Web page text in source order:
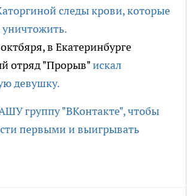
следы крови, которые
в Екатеринбурге
отряд "Прорыв"искал
девушку.
группу "ВКонтакте", чтобы
первыми и выигрывать